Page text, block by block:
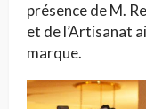
présence de M.
et de l’Artisanat
marque.